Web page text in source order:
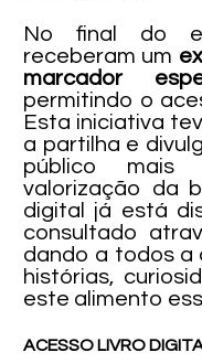
No final do
receberam um
marcador
permitindo o
Esta iniciativa
a partilha e
público mais
valorização da
digital já está
consultado
dando a todos a
histórias,
este alimento
ACESSO LIVRO